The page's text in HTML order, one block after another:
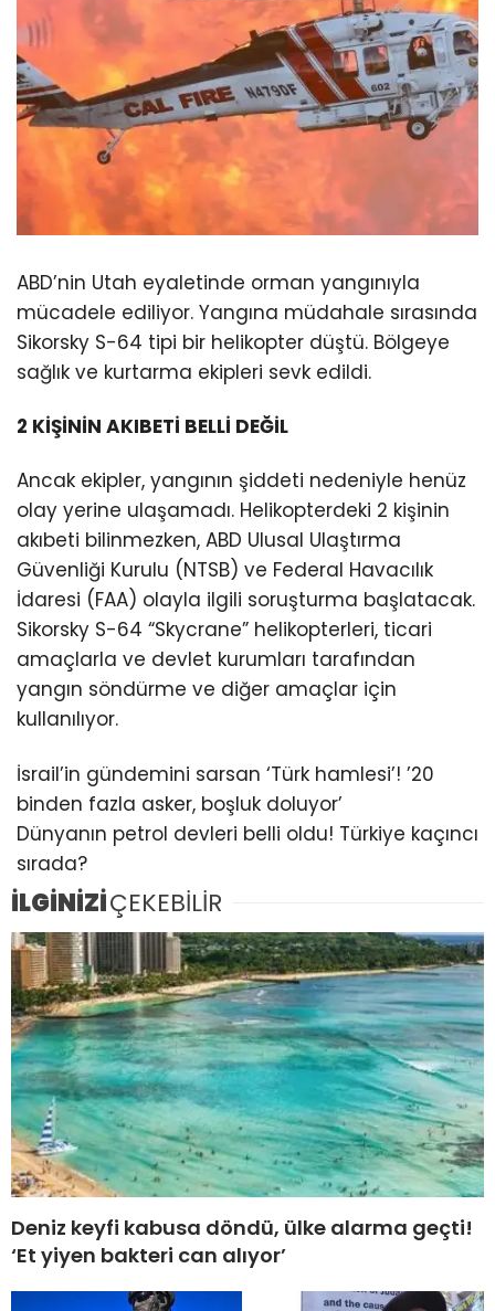
ABD’nin Utah eyaletinde orman yangınıyla
mücadele ediliyor. Yangına müdahale sırasında
Sikorsky S-64 tipi bir helikopter düştü. Bölgeye
sağlık ve kurtarma ekipleri sevk edildi.
2 KİŞİNİN AKIBETİ BELLİ DEĞİL
Ancak ekipler, yangının şiddeti nedeniyle henüz
olay yerine ulaşamadı. Helikopterdeki 2 kişinin
akıbeti bilinmezken, ABD Ulusal Ulaştırma
Güvenliği Kurulu (NTSB) ve Federal Havacılık
İdaresi (FAA) olayla ilgili soruşturma başlatacak.
Sikorsky S-64 “Skycrane” helikopterleri, ticari
amaçlarla ve devlet kurumları tarafından
yangın söndürme ve diğer amaçlar için
kullanılıyor.
İsrail’in gündemini sarsan ‘Türk hamlesi’! ’20
binden fazla asker, boşluk doluyor’
Dünyanın petrol devleri belli oldu! Türkiye kaçıncı
sırada?
İLGİNİZİÇEKEBİLİR
Deniz keyfi kabusa döndü, ülke alarma geçti!
‘Et yiyen bakteri can alıyor’